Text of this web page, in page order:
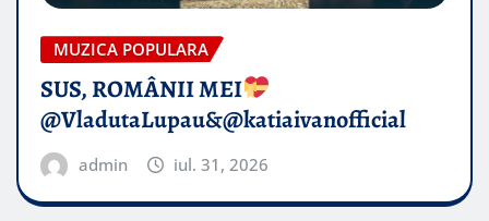
MUZICA POPULARA
SUS, ROMÂNII MEI
@VladutaLupau&@katiaivanofficial
admin iul. 31, 2026